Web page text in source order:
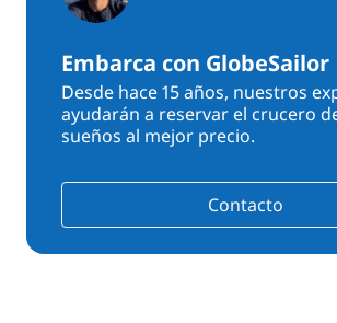
Embarca con GlobeSailor
Desde hace 15 años, nuestros
ayudarán a reservar el crucero
sueños al mejor precio.
Contacto